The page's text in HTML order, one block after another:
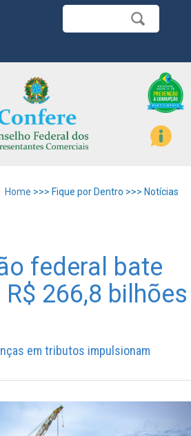
Home >>> Fique por Dentro >>> Notícias
federal bate
266,8 bilhões
em tributos impulsionam